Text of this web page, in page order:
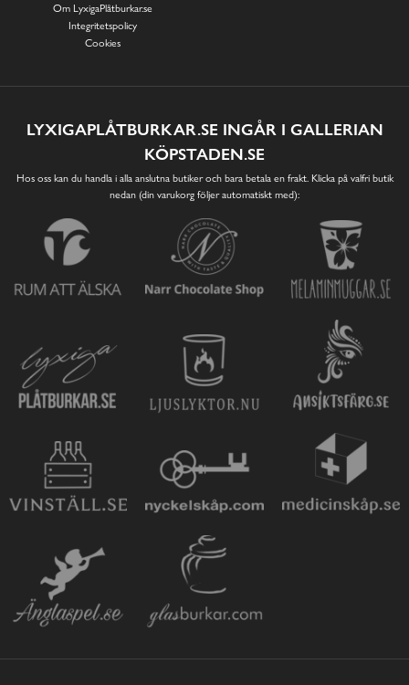
Om LyxigaPlåtburkar.se
Integritetspolicy
Cookies
LYXIGAPLÅTBURKAR.SE INGÅR I GALLERIAN
KÖPSTADEN.SE
Hos oss kan du handla i alla anslutna butiker och bara betala en frakt. Klicka på valfri butik
nedan (din varukorg följer automatiskt med):